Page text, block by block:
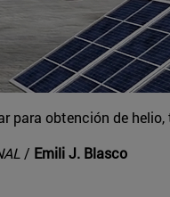
para obtención de
/ Emili J. Blasco